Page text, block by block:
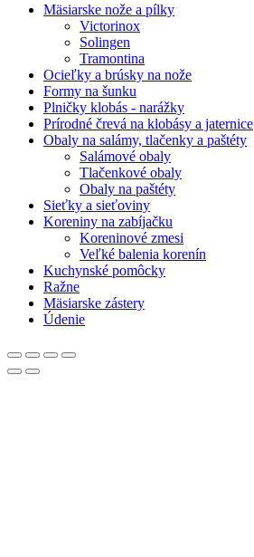
Mäsiarske nože a pílky
Victorinox
Solingen
Tramontina
Ocieľky a brúsky na nože
Formy na šunku
Plničky klobás - narážky
Prírodné črevá na klobásy a jaternice
Obaly na salámy, tlačenky a paštéty
Salámové obaly
Tlačenkové obaly
Obaly na paštéty
Sieťky a sieťoviny
Koreniny na zabíjačku
Koreninové zmesi
Veľké balenia korenín
Kuchynské pomôcky
Ražne
Mäsiarske zástery
Údenie